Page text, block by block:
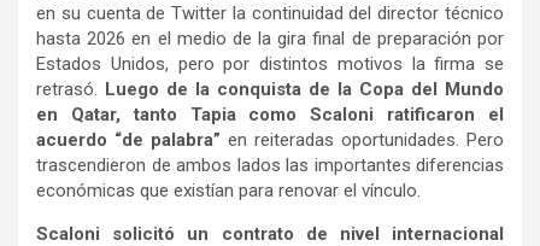
en su cuenta de Twitter la continuidad del director técnico
hasta 2026 en el medio de la gira final de preparación por
Estados Unidos, pero por distintos motivos la firma se
retrasó. Luego de la conquista de la Copa del Mundo
en Qatar, tanto Tapia como Scaloni ratificaron el
acuerdo “de palabra” en reiteradas oportunidades. Pero
trascendieron de ambos lados las importantes diferencias
económicas que existían para renovar el vínculo.
Scaloni solicitó un contrato de nivel internacional